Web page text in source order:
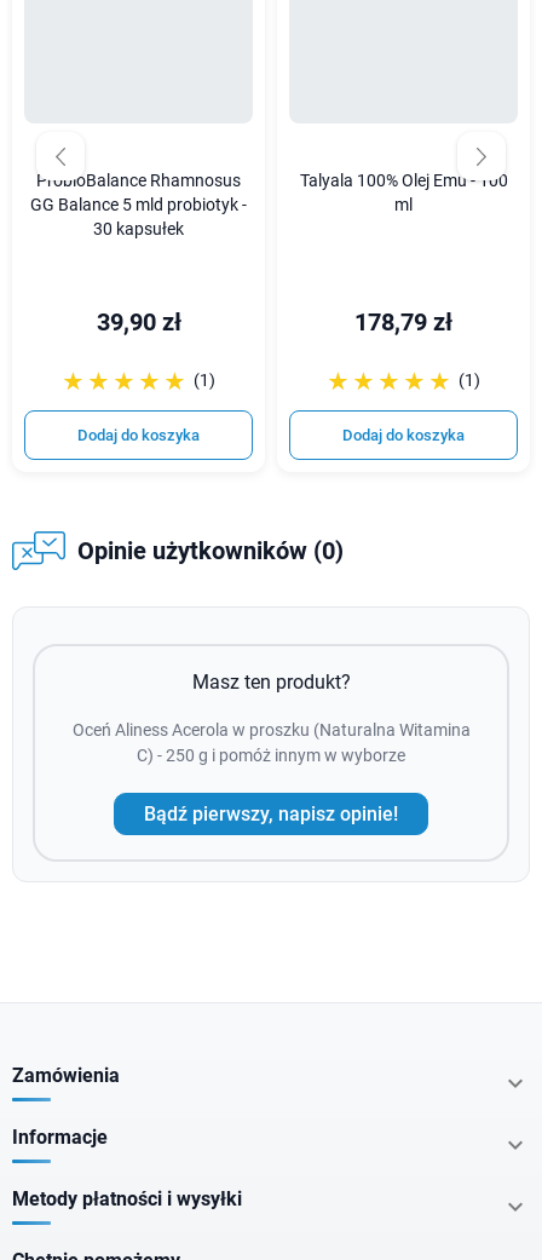
ProbioBalance Rhamnosus
GG Balance 5 mld probiotyk -
30 kapsułek
39,90 zł
☆☆☆☆☆
★★★★★ (1)
Dodaj do koszyka
Talyala 100% Olej Emu - 100
ml
178,79 zł
☆☆☆☆☆
★★★★★ (1)
Dodaj do koszyka
Opinie użytkowników (0)
Masz ten produkt?
Oceń Aliness Acerola w proszku (Naturalna Witamina
C) - 250 g i pomóż innym w wyborze
Bądź pierwszy, napisz opinie!
Zamówienia 
Informacje 
Metody płatności i wysyłki 